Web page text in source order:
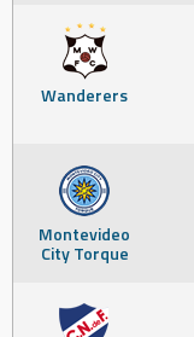
Wanderers
Montevideo
City Torque